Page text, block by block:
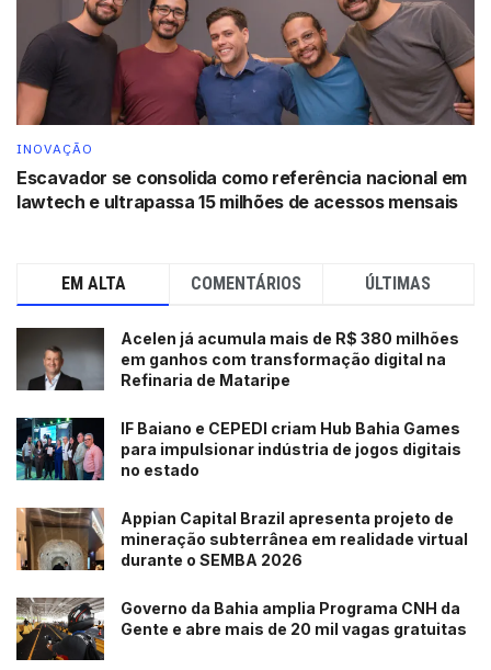
acionar todos os serviços disponíveis em uma habitação
e, além disso, para liberar síndicos e administradores de
processos desgastados e ineficientes”, acrescenta a
empresária.
Se hoje a empresa já conta com uma base de clientes
com 2.000 condomínios, e mais de 300 mil usuários, logo
em seu início precisou lidar com um desafio assustador: a
“Assim que estourou a pandemia, a gente teve uma
dificuldade muito grande porque os prédios fecharam
todas as áreas de lazer, não tinha reserva, não tinha
visitação, então o aplicativo perdeu o maior sentido dele.
Foi aí que nós desenvolvemos outros módulos.
Começamos a perceber que os moradores estavam
comprando muito pela internet, então criamos o módulo
de encomendas, os condomínios queriam reduzir custos e
a gente criou o sistema financeiro”, relembra Ana .
Com as modificações impostas pela pandemia também
que outros condomínios e administradoras tivessem
aplicativos com a sua própria marca.
INOVAÇÃO
Escavador se consolida como referência nacional em
lawtech e ultrapassa 15 milhões de acessos mensais
EM ALTA COMENTÁRIOS ÚLTIMAS
Acelen já acumula mais de R$ 380 milhões
em ganhos com transformação digital na
Refinaria de Mataripe
IF Baiano e CEPEDI criam Hub Bahia Games
para impulsionar indústria de jogos digitais
no estado
Appian Capital Brazil apresenta projeto de
mineração subterrânea em realidade virtual
durante o SEMBA 2026
Governo da Bahia amplia Programa CNH da
Gente e abre mais de 20 mil vagas gratuitas